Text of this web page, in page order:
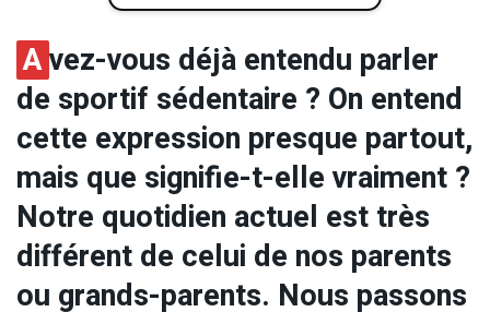
Avez-vous déjà entendu parler
de sportif sédentaire ? On entend
cette expression presque partout,
mais que signifie-t-elle vraiment ?
Notre quotidien actuel est très
différent de celui de nos parents
ou grands-parents. Nous passons